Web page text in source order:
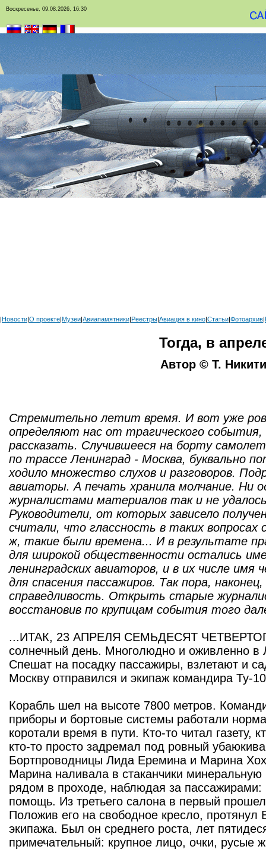
Воскресенье, 09.08.2026, 16:30
|Новости|О проекте|Музеи|Авиапамятники|Реестры|Авиация в кино|Статьи|Фотоархив|
Тогда, в
Автор © Т.
Стремительно летит время. И вот уже
определяют нас от трагического
рассказать. Случившееся на борту
по трассе Ленинград - Москва, буквально
ходило множество слухов и разговоров.
авиаторы. А печать хранила молчание. Ни
журналистами материалов так и не
Руководители, от которых зависело
считали, что глассность в таких
ж, такие были времена... И в результате
для широкой общественности остались
ленинградских авиаторов, и в их числе имя
для спасения пассажиров. Так пора,
справедливость. Открыть старые
восстановив по крупицам события того
...ИТАК, 23 АПРЕЛЯ СЕМЬДЕСЯТ
солнечный день. Многолюдно и оживленно в
Спешат на посадку пассажиры, взлетают и
Москву отправился и экипаж командира Ту-
Корабль шел на высоте 7800 метров.
приборы и бортовые системы работали
коротали время в пути. Кто-то читал газету,
кто-то просто задремал под ровный
Бортпроводницы Лида Еремина и Марина
Марина наливала в стаканчики минеральную
рядом в проходе, наблюдая за пассажирами:
помощь. Из третьего салона в первый
Положив его на свободное кресло,
экипажа. Был он среднего роста, лет
примечательный: крупное лицо, очки, русые